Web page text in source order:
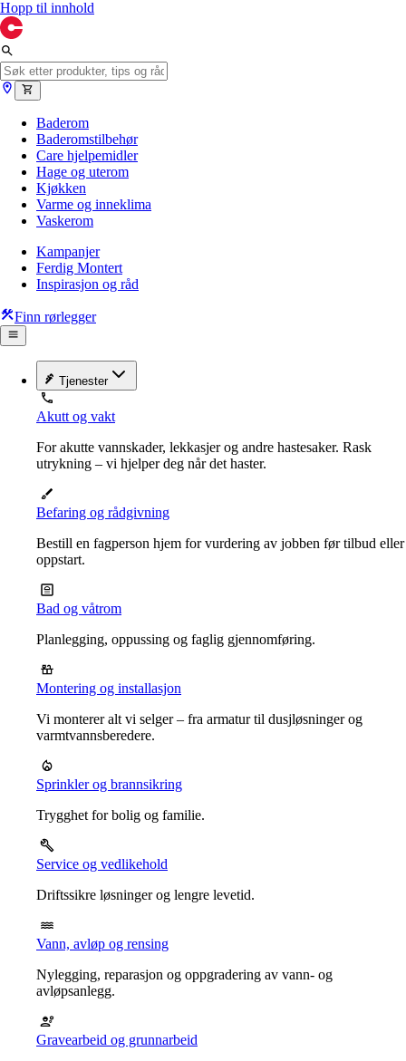
Hopp til innhold
Baderom
Baderomstilbehør
Care hjelpemidler
Hage og uterom
Kjøkken
Varme og inneklima
Vaskerom
Kampanjer
Ferdig Montert
Inspirasjon og råd
Finn rørlegger
Tjenester
Akutt og vakt
For akutte vannskader, lekkasjer og andre hastesaker. Rask
utrykning – vi hjelper deg når det haster.
Befaring og rådgivning
Bestill en fagperson hjem for vurdering av jobben før tilbud eller
oppstart.
Bad og våtrom
Planlegging, oppussing og faglig gjennomføring.
Montering og installasjon
Vi monterer alt vi selger – fra armatur til dusjløsninger og
varmtvannsberedere.
Sprinkler og brannsikring
Trygghet for bolig og familie.
Service og vedlikehold
Driftssikre løsninger og lengre levetid.
Vann, avløp og rensing
Nylegging, reparasjon og oppgradering av vann- og
avløpsanlegg.
Gravearbeid og grunnarbeid